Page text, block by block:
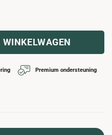
Premium ondersteuning